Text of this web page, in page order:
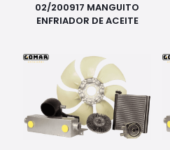
02/200917 MANGUITO
ENFRIADOR DE ACEITE